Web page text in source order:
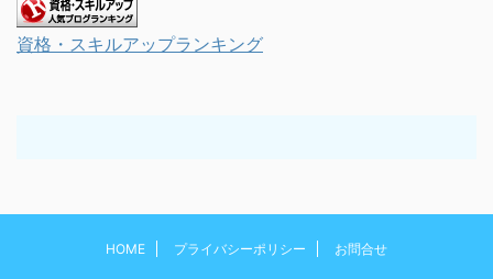
資格・スキルアップランキング
HOME プライバシーポリシー お問合せ